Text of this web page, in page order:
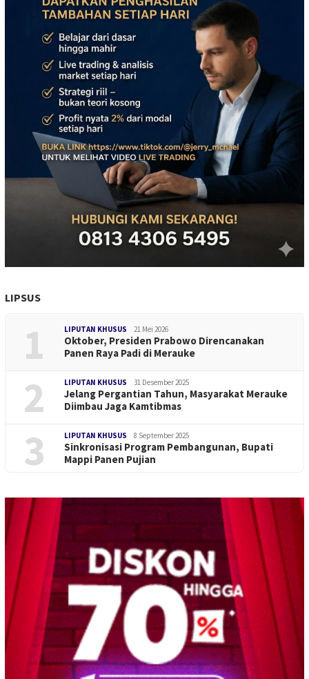
LIPSUS
1 LIPUTAN KHUSUS 21 Mei 2026
Oktober, Presiden Prabowo Direncanakan
Panen Raya Padi di Merauke
2 LIPUTAN KHUSUS 31 Desember 2025
Jelang Pergantian Tahun, Masyarakat Merauke
Diimbau Jaga Kamtibmas
3 LIPUTAN KHUSUS 8 September 2025
Sinkronisasi Program Pembangunan, Bupati
Mappi Panen Pujian